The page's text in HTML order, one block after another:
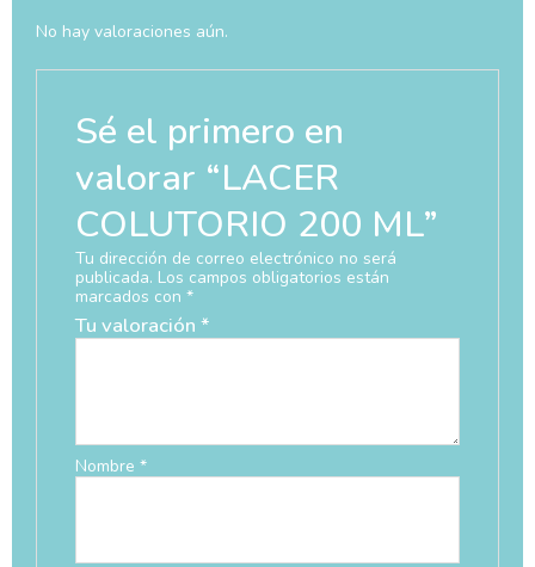
No hay valoraciones aún.
Sé el primero en
valorar “LACER
COLUTORIO 200 ML”
Tu dirección de correo electrónico no será
publicada. Los campos obligatorios están
marcados con *
Tu valoración *
Nombre *